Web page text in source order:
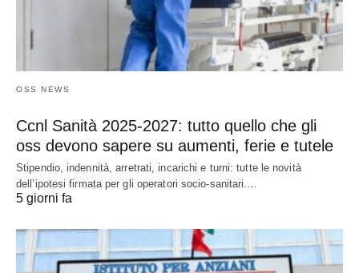
OSS NEWS
Ccnl Sanità 2025-2027: tutto quello che gli
oss devono sapere su aumenti, ferie e tutele
Stipendio, indennità, arretrati, incarichi e turni: tutte le novità
dell’ipotesi firmata per gli operatori socio-sanitari.…
5 giorni fa